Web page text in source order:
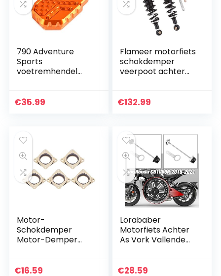
790 Adventure
Sports
voetremhendel
Adventure R S 2019
€35.99
Flameer motorfiets
schokdemper
veerpoot achter
€132.99
Motor-
Schokdemper
Motor-Demper
Delig （Willekeurige
€16.59
Lorababer
Motorfiets Achter
As Vork Vallende
2018 2019 2020 2021
€28.59